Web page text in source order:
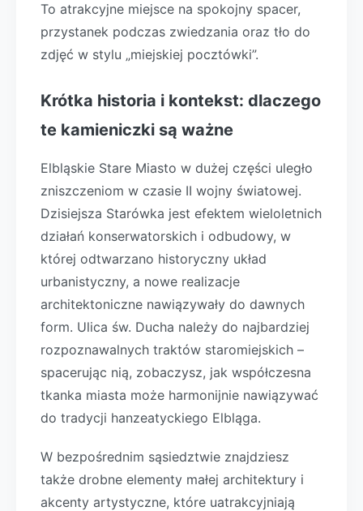
To atrakcyjne miejsce na spokojny spacer,
przystanek podczas zwiedzania oraz tło do
zdjęć w stylu „miejskiej pocztówki”.
Krótka historia i kontekst: dlaczego
te kamieniczki są ważne
Elbląskie Stare Miasto w dużej części uległo
zniszczeniom w czasie II wojny światowej.
Dzisiejsza Starówka jest efektem wieloletnich
działań konserwatorskich i odbudowy, w
której odtwarzano historyczny układ
urbanistyczny, a nowe realizacje
architektoniczne nawiązywały do dawnych
form. Ulica św. Ducha należy do najbardziej
rozpoznawalnych traktów staromiejskich –
spacerując nią, zobaczysz, jak współczesna
tkanka miasta może harmonijnie nawiązywać
do tradycji hanzeatyckiego Elbląga.
W bezpośrednim sąsiedztwie znajdziesz
także drobne elementy małej architektury i
akcenty artystyczne, które uatrakcyjniają